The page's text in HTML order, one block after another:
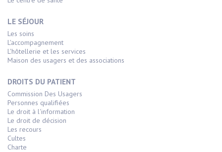
LE SÉJOUR
Les soins
L'accompagnement
L'hôtellerie et les services
Maison des usagers et des associations
DROITS DU PATIENT
Commission Des Usagers
Personnes qualifiées
Le droit à l'information
Le droit de décision
Les recours
Cultes
Charte